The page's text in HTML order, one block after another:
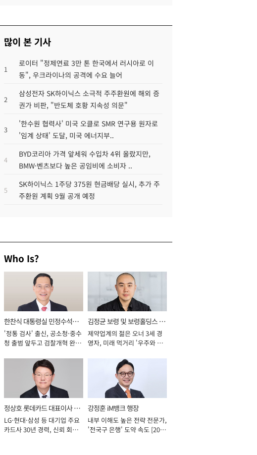
많이 본 기사
1
로이터 "정제연료 3만 톤 한국에서 러시아로 이
동", 우크라이나의 공격에 수요 늘어
2
삼성전자 SK하이닉스 소극적 주주환원에 해외 증
권가 비판, "반도체 호황 지속성 의문"
3
'한수원 협력사' 미국 오클로 SMR 연구용 원자로
'임계 상태' 도달, 미국 에너지부..
4
BYD코리아 가격 앞세워 수입차 4위 올랐지만,
BMW·벤츠보다 높은 공임비에 소비자 ..
5
SK하이닉스 1주당 375원 현금배당 실시, 추가 주
주환원 계획 9월 공개 예정
Who Is?
한찬식 대통령실 민정수석비
서관
'정통 검사' 출신, 공소청·중수
청 출범 앞두고 검찰개혁 완수
김정균 보령 및 보령홀딩스 대
표이사 사장
제약업계의 젊은 오너 3세 경
영자, 미래 먹거리 '우주와 헬
정상호 롯데카드 대표이사 사
장
LG·현대·삼성 등 대기업 주요
카드사 30년 경력, 신뢰 회복
강정훈 iM뱅크 행장
내부 이해도 높은 전략 전문가,
'전국구 은행' 도약 속도 [2026